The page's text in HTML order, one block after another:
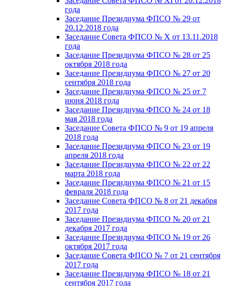
года
Заседание Президиума ФПСО № 29 от
20.12.2018 года
Заседание Совета ФПСО № X от 13.11.2018
года
Заседание Президиума ФПСО № 28 от 25
октября 2018 года
Заседание Президиума ФПСО № 27 от 20
сентября 2018 года
Заседание Президиума ФПСО № 25 от 7
июня 2018 года
Заседание Президиума ФПСО № 24 от 18
мая 2018 года
Заседание Совета ФПСО № 9 от 19 апреля
2018 года
Заседание Президиума ФПСО № 23 от 19
апреля 2018 года
Заседание Президиума ФПСО № 22 от 22
марта 2018 года
Заседание Президиума ФПСО № 21 от 15
февраля 2018 года
Заседание Совета ФПСО № 8 от 21 декабря
2017 года
Заседание Президиума ФПСО № 20 от 21
декабря 2017 года
Заседание Президиума ФПСО № 19 от 26
октября 2017 года
Заседание Совета ФПСО № 7 от 21 сентября
2017 года
Заседание Президиума ФПСО № 18 от 21
сентября 2017 года